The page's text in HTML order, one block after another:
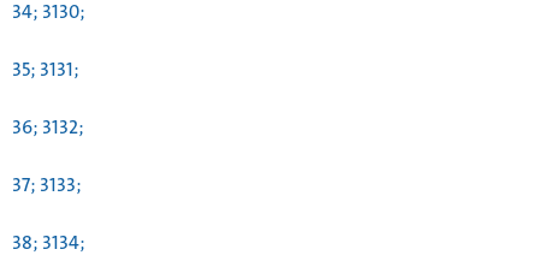
34; 3130;
35; 3131;
36; 3132;
37; 3133;
38; 3134;